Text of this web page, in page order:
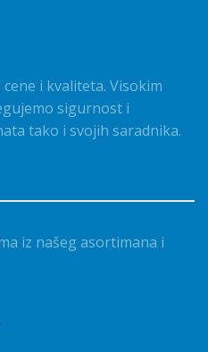
i kvaliteta. Visokim
sigurnost i
tako i svojih saradnika.
iz našeg asortimana i